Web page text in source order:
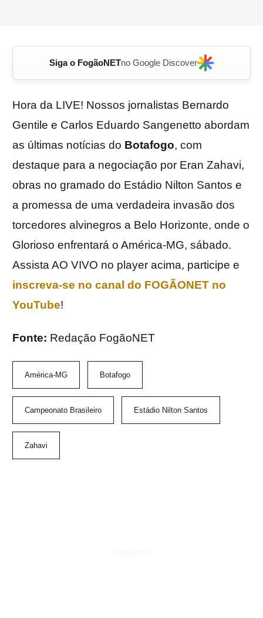
Siga o FogãoNETno Google Discover
Hora da LIVE! Nossos jornalistas Bernardo
Gentile e Carlos Eduardo Sangenetto abordam
as últimas notícias do Botafogo, com
destaque para a negociação por Eran Zahavi,
obras no gramado do Estádio Nilton Santos e
a promessa de uma verdadeira invasão dos
torcedores alvinegros a Belo Horizonte, onde o
Glorioso enfrentará o América-MG, sábado.
Assista AO VIVO no player acima, participe e
inscreva-se no canal do FOGÃONET no
YouTube!
Fonte: Redação FogãoNET
América-MG Botafogo
Campeonato Brasileiro Estádio Nilton Santos
Zahavi